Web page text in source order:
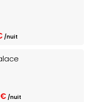
/nuit
/nuit